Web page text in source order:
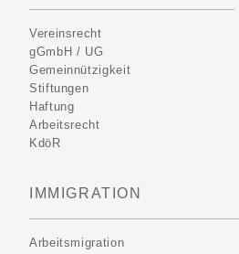
Vereinsrecht
gGmbH / UG
Gemeinnützigkeit
Stiftungen
Haftung
Arbeitsrecht
KdöR
IMMIGRATION
Arbeitsmigration